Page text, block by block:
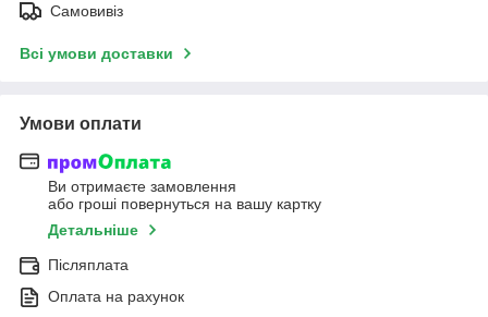
Самовивіз
Всі умови доставки
Умови оплати
Ви отримаєте замовлення
або гроші повернуться на вашу картку
Детальніше
Післяплата
Оплата на рахунок